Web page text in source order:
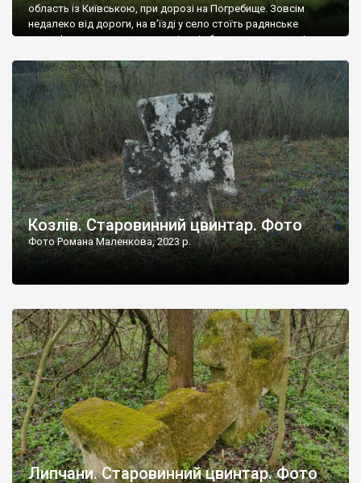
область із Київською, при дорозі на Погребище. Зовсім
недалеко від дороги, на в’їзді у село стоїть радянське
рельєфне пано, яке показує жінку і яблуню, а трохи далі, десь
не видно, але видно дві стареньких колії у траві – […]
Козлів. Старовинний цвинтар. Фото
Фото Романа Маленкова, 2023 р.
Липчани. Старовинний цвинтар. Фото